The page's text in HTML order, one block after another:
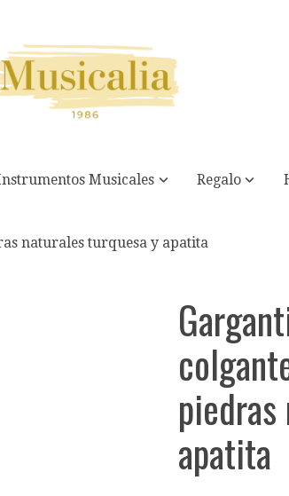
Musicales Regalo
naturales turquesa y apatita
apatita